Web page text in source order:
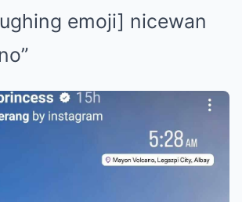
emoji] nicewan